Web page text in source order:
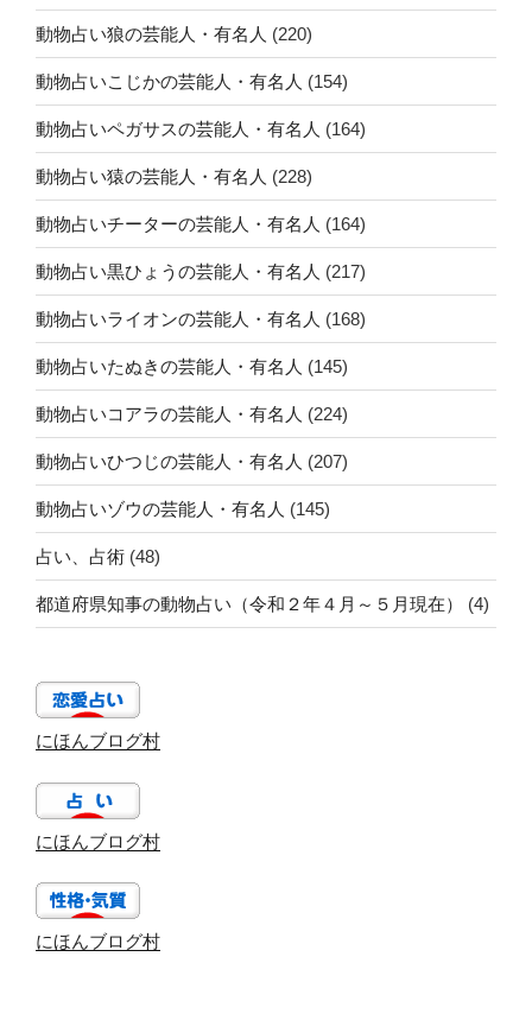
動物占い狼の芸能人・有名人 (220)
動物占いこじかの芸能人・有名人 (154)
動物占いペガサスの芸能人・有名人 (164)
動物占い猿の芸能人・有名人 (228)
動物占いチーターの芸能人・有名人 (164)
動物占い黒ひょうの芸能人・有名人 (217)
動物占いライオンの芸能人・有名人 (168)
動物占いたぬきの芸能人・有名人 (145)
動物占いコアラの芸能人・有名人 (224)
動物占いひつじの芸能人・有名人 (207)
動物占いゾウの芸能人・有名人 (145)
占い、占術 (48)
都道府県知事の動物占い（令和２年４月～５月現在） (4)
にほんブログ村
にほんブログ村
にほんブログ村